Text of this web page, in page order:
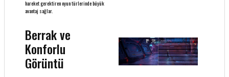
hareket gerektiren oyun türlerinde büyük
avantaj sağlar.
Berrak ve
Konforlu
Görüntü